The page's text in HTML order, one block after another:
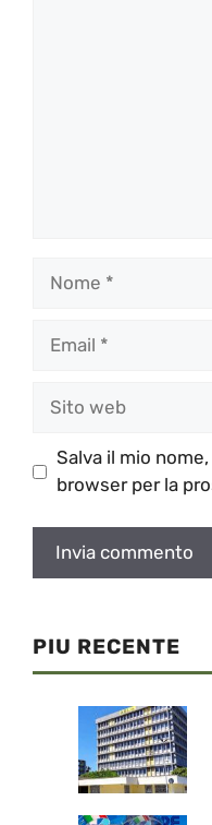
Salva il mio
browser per la
PIU RECENTE